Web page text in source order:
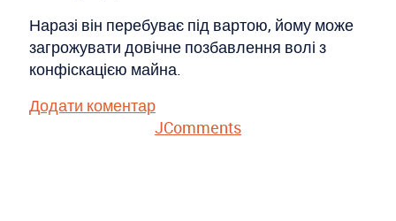
Наразі він перебуває під вартою, йому може
загрожувати довічне позбавлення волі з
конфіскацією майна.
Додати коментар
JComments